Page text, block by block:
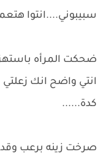
سبيبوني....انتوا
ضحكت المرأه
انتي واضح انك
كدة......
صرخت زينه برعب